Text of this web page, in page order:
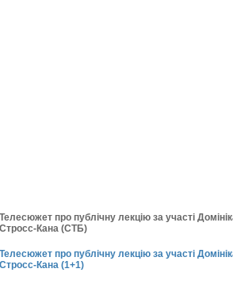
Телесюжет про публічну лекцію за участі
Стросс-Кана (СТБ)
Телесюжет про публічну лекцію за участі
Стросс-Кана (1+1)